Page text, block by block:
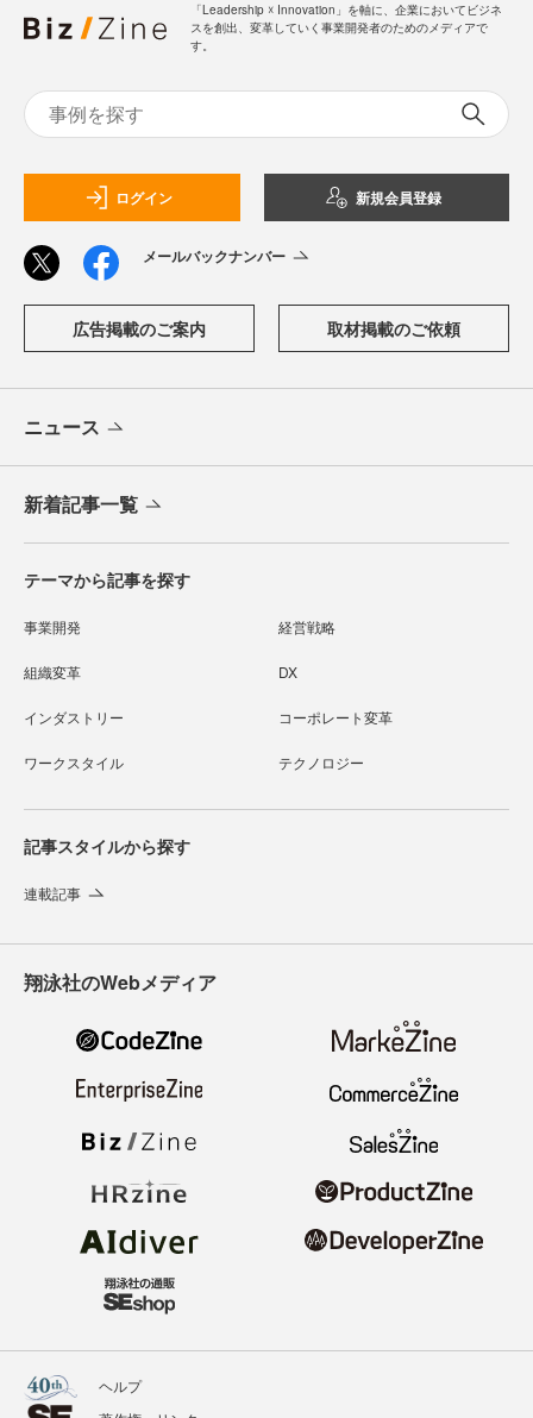
「Leadership ☓ Innovation」を軸に、企業においてビジネ
スを創出、変革していく事業開発者のためのメディアで
す。
ログイン 新規会員登録
メールバックナンバー
広告掲載のご案内 取材掲載のご依頼
ニュース
新着記事一覧
テーマから記事を探す
事業開発 経営戦略
組織変革 DX
インダストリー コーポレート変革
ワークスタイル テクノロジー
記事スタイルから探す
連載記事
翔泳社のWebメディア
ヘルプ